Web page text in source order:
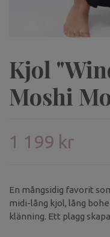
Kjol
Moshi
1 199 kr
En mångsidig favorit
midi-lång kjol, lång
klänning. Ett plagg